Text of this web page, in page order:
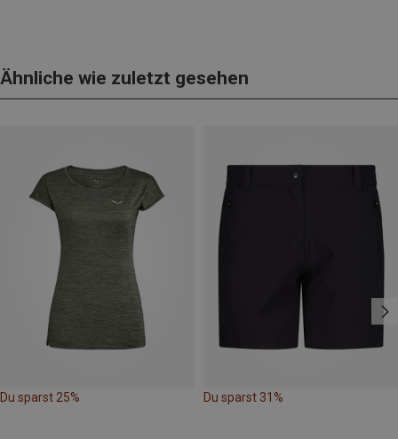
Ähnliche wie zuletzt gesehen
Du sparst 25% Du sparst 31%